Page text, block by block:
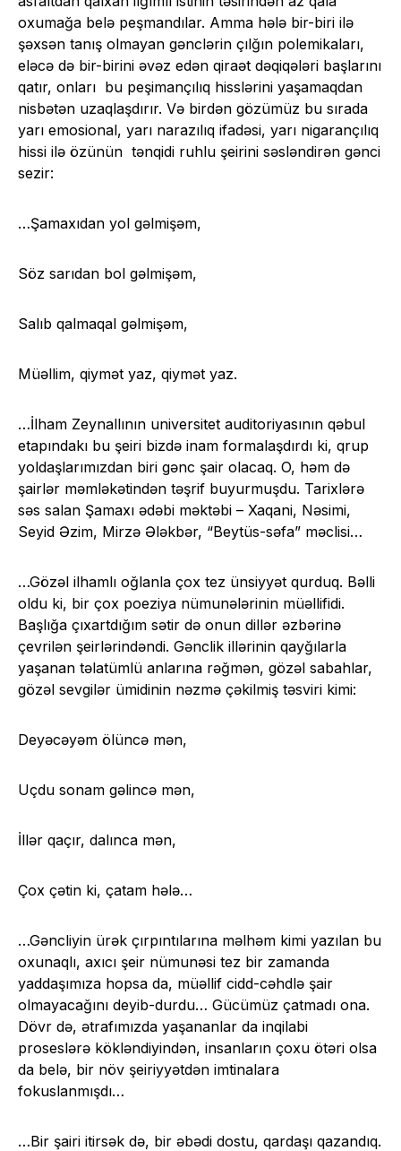
oxumağa belə peşmandılar. Amma hələ bir-biri ilə
şəxsən tanış olmayan gənclərin çılğın polemikaları,
eləcə də bir-birini əvəz edən qiraət dəqiqələri başlarını
qatır, onları bu peşimançılıq hisslərini yaşamaqdan
nisbətən uzaqlaşdırır. Və birdən gözümüz bu sırada
yarı emosional, yarı narazılıq ifadəsi, yarı nigarançılıq
hissi ilə özünün tənqidi ruhlu şeirini səsləndirən gənci
sezir:
…Şamaxıdan yol gəlmişəm,
Söz sarıdan bol gəlmişəm,
Salıb qalmaqal gəlmişəm,
Müəllim, qiymət yaz, qiymət yaz.
…İlham Zeynallının universitet auditoriyasının qəbul
etapındakı bu şeiri bizdə inam formalaşdırdı ki, qrup
yoldaşlarımızdan biri gənc şair olacaq. O, həm də
şairlər məmləkətindən təşrif buyurmuşdu. Tarixlərə
səs salan Şamaxı ədəbi məktəbi – Xaqani, Nəsimi,
Seyid Əzim, Mirzə Ələkbər, “Beytüs-səfa” məclisi…
…Gözəl ilhamlı oğlanla çox tez ünsiyyət qurduq. Bəlli
oldu ki, bir çox poeziya nümunələrinin müəllifidi.
Başlığa çıxartdığım sətir də onun dillər əzbərinə
çevrilən şeirlərindəndi. Gənclik illərinin qayğılarla
yaşanan təlatümlü anlarına rəğmən, gözəl sabahlar,
gözəl sevgilər ümidinin nəzmə çəkilmiş təsviri kimi:
Deyəcəyəm ölüncə mən,
Uçdu sonam gəlincə mən,
İllər qaçır, dalınca mən,
Çox çətin ki, çatam hələ…
…Gəncliyin ürək çırpıntılarına məlhəm kimi yazılan bu
oxunaqlı, axıcı şeir nümunəsi tez bir zamanda
yaddaşımıza hopsa da, müəllif cidd-cəhdlə şair
olmayacağını deyib-durdu… Gücümüz çatmadı ona.
Dövr də, ətrafımızda yaşananlar da inqilabi
proseslərə kökləndiyindən, insanların çoxu ötəri olsa
da belə, bir növ şeiriyyətdən imtinalara
fokuslanmışdı…
…Bir şairi itirsək də, bir əbədi dostu, qardaşı qazandıq.